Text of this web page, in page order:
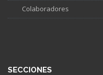
Colaboradores
SECCIONES